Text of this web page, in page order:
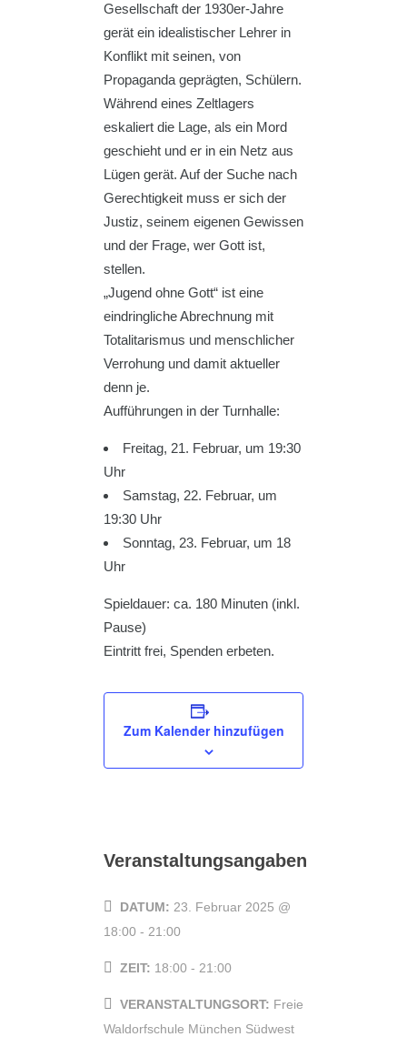
Gesellschaft der 1930er-Jahre
gerät ein idealistischer Lehrer in
Konflikt mit seinen, von
Propaganda geprägten, Schülern.
Während eines Zeltlagers
eskaliert die Lage, als ein Mord
geschieht und er in ein Netz aus
Lügen gerät. Auf der Suche nach
Gerechtigkeit muss er sich der
Justiz, seinem eigenen Gewissen
und der Frage, wer Gott ist,
stellen.
„Jugend ohne Gott“ ist eine
eindringliche Abrechnung mit
Totalitarismus und menschlicher
Verrohung und damit aktueller
denn je.
Aufführungen in der Turnhalle:
Freitag, 21. Februar, um 19:30
Uhr
Samstag, 22. Februar, um
19:30 Uhr
Sonntag, 23. Februar, um 18
Uhr
Spieldauer: ca. 180 Minuten (inkl.
Pause)
Eintritt frei, Spenden erbeten.
Zum Kalender hinzufügen
Veranstaltungsangaben
DATUM: 23. Februar 2025 @
18:00 - 21:00
ZEIT: 18:00 - 21:00
VERANSTALTUNGSORT: Freie
Waldorfschule München Südwest